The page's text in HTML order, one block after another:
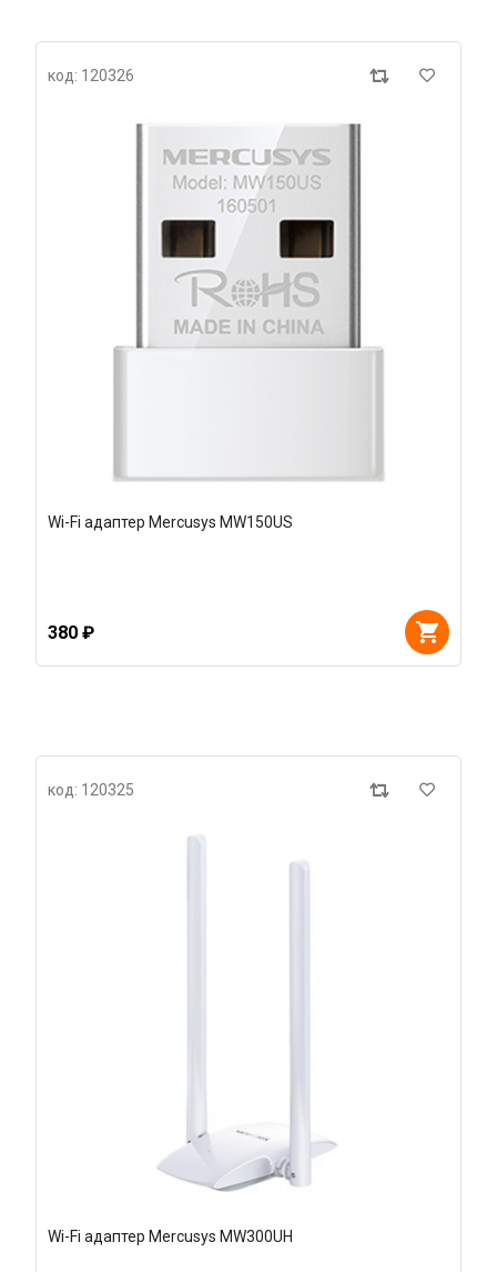
код: 120326
Wi-Fi адаптер Mercusys MW150US
380 ₽
код: 120325
Wi-Fi адаптер Mercusys MW300UH